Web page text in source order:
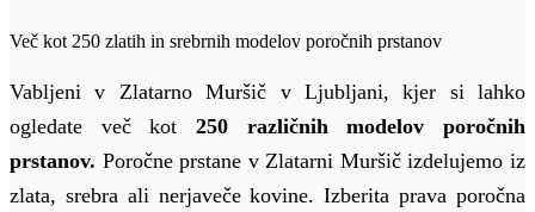
Več kot 250 zlatih in srebrnih modelov poročnih prstanov
Vabljeni v Zlatarno Muršič v Ljubljani, kjer si lahko
ogledate več kot 250 različnih modelov poročnih
prstanov. Poročne prstane v Zlatarni Muršič izdelujemo iz
zlata, srebra ali nerjaveče kovine. Izberita prava poročna